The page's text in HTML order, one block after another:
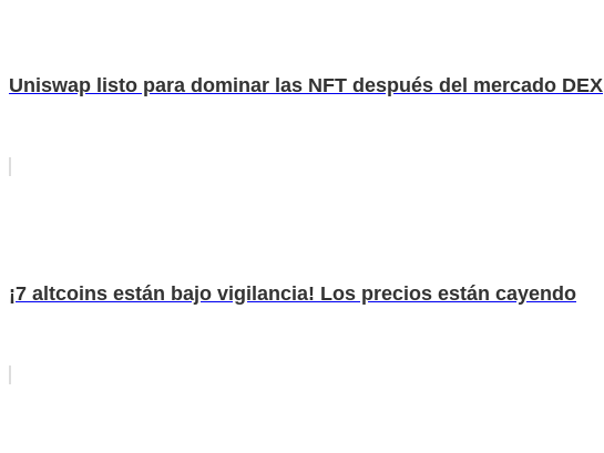
Uniswap listo para dominar las NFT después del mercado DEX
¡7 altcoins están bajo vigilancia! Los precios están cayendo